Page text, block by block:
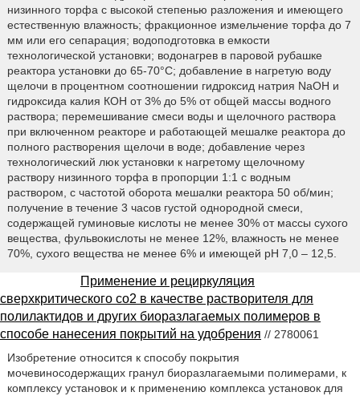
низинного торфа с высокой степенью разложения и имеющего
естественную влажность; фракционное измельчение торфа до 7
мм или его сепарация; водоподготовка в емкости
технологической установки; водонагрев в паровой рубашке
реактора установки до 65-70°С; добавление в нагретую воду
щелочи в процентном соотношении гидроксид натрия NaOH и
гидроксида калия КОН от 3% до 5% от общей массы водного
раствора; перемешивание смеси воды и щелочного раствора
при включенном реакторе и работающей мешалке реактора до
полного растворения щелочи в воде; добавление через
технологический люк установки к нагретому щелочному
раствору низинного торфа в пропорции 1:1 с водным
раствором, с частотой оборота мешалки реактора 50 об/мин;
получение в течение 3 часов густой однородной смеси,
содержащей гуминовые кислоты не менее 30% от массы сухого
вещества, фульвокислоты не менее 12%, влажность не менее
70%, сухого вещества не менее 6% и имеющей рН 7,0 – 12,5.
Применение и рециркуляция
сверхкритического co2 в качестве растворителя для
полилактидов и других биоразлагаемых полимеров в
способе нанесения покрытий на удобрения // 2780061
Изобретение относится к способу покрытия
мочевиносодержащих гранул биоразлагаемыми полимерами, к
комплексу установок и к применению комплекса установок для